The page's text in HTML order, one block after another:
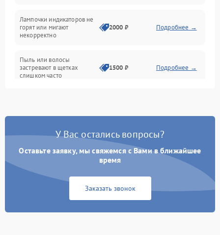
Батарея
Программные сбои
Лампочки индикаторов не
горят или мигают
некорректно
2000 ₽ Подробнее →
Пыль или волосы
застревают в щетках
слишком часто
1500 ₽ Подробнее →
У Вас остались вопросы?
Оставьте заявку, мы свяжемся с Вами в ближайшее
время
Заказать звонок